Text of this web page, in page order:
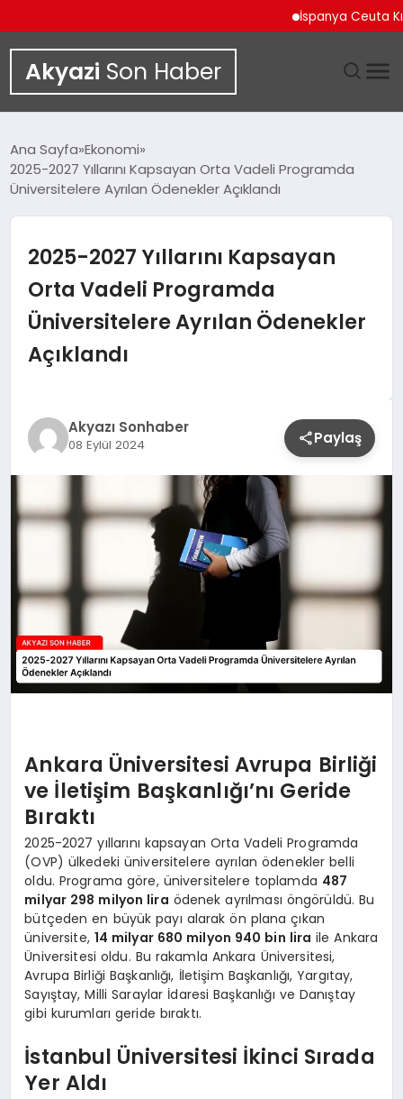
İspanya Ceuta
Akyazi Son Haber
SIYASET
SPOR
TEKNOLOJI
YAŞAM
Ana Sayfa Ekonomi
2025-2027 Yıllarını Kapsayan Orta Vadeli Programda
Üniversitelere Ayrılan Ödenekler Açıklandı
2025-2027 Yıllarını Kapsayan
Orta Vadeli Programda
Üniversitelere Ayrılan Ödenekler
Açıklandı
Akyazı Sonhaber
08 Eylül 2024 Paylaş
Ankara Üniversitesi Avrupa Birliği
ve İletişim Başkanlığı’nı Geride
Bıraktı
2025-2027 yıllarını kapsayan Orta Vadeli Programda
(OVP) ülkedeki üniversitelere ayrılan ödenekler belli
oldu. Programa göre, üniversitelere toplamda 487
milyar 298 milyon lira ödenek ayrılması öngörüldü. Bu
bütçeden en büyük payı alarak ön plana çıkan
üniversite, 14 milyar 680 milyon 940 bin lira ile Ankara
Üniversitesi oldu. Bu rakamla Ankara Üniversitesi,
Avrupa Birliği Başkanlığı, İletişim Başkanlığı, Yargıtay,
Sayıştay, Milli Saraylar İdaresi Başkanlığı ve Danıştay
gibi kurumları geride bıraktı.
İstanbul Üniversitesi İkinci Sırada
Yer Aldı